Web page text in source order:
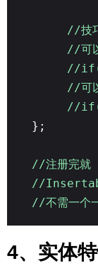
//技
//可
//
//可
//
};
//注册完就
//
//不需一个
4、实体